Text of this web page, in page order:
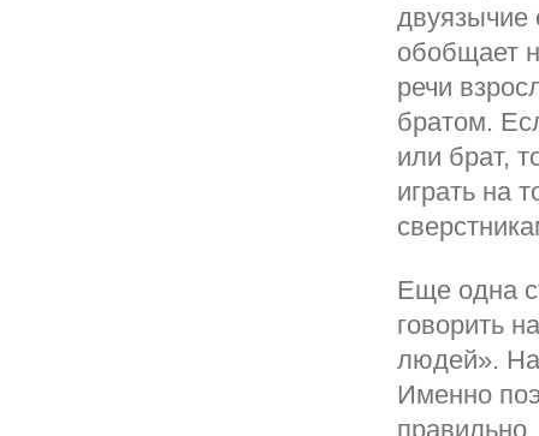
двуязычие
обобщает
речи
братом.
или брат,
играть на
Еще одна
говорить
людей». На
Именно